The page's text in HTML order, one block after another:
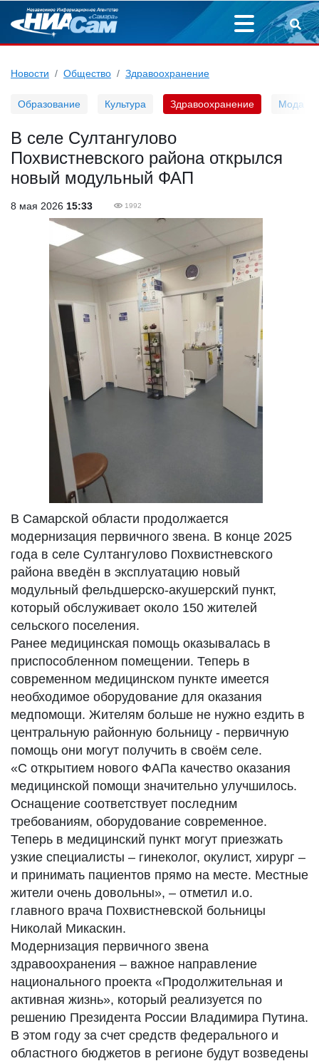
Новости Общество Здравоохранение
Образование Культура Здравоохранение Мода
В селе Султангулово
Похвистневского района открылся
новый модульный ФАП
8 мая 2026 15:33 1992
В Самарской области продолжается
модернизация первичного звена. В конце 2025
года в селе Султангулово Похвистневского
района введён в эксплуатацию новый
модульный фельдшерско-акушерский пункт,
который обслуживает около 150 жителей
сельского поселения.
Ранее медицинская помощь оказывалась в
приспособленном помещении. Теперь в
современном медицинском пункте имеется
необходимое оборудование для оказания
медпомощи. Жителям больше не нужно ездить в
центральную районную больницу - первичную
помощь они могут получить в своём селе.
«С открытием нового ФАПа качество оказания
медицинской помощи значительно улучшилось.
Оснащение соответствует последним
требованиям, оборудование современное.
Теперь в медицинский пункт могут приезжать
узкие специалисты – гинеколог, окулист, хирург –
и принимать пациентов прямо на месте. Местные
жители очень довольны», – отметил и.о.
главного врача Похвистневской больницы
Николай Микаскин.
Модернизация первичного звена
здравоохранения – важное направление
национального проекта «Продолжительная и
активная жизнь», который реализуется по
решению Президента России Владимира Путина.
В этом году за счет средств федерального и
областного бюджетов в регионе будут возведены